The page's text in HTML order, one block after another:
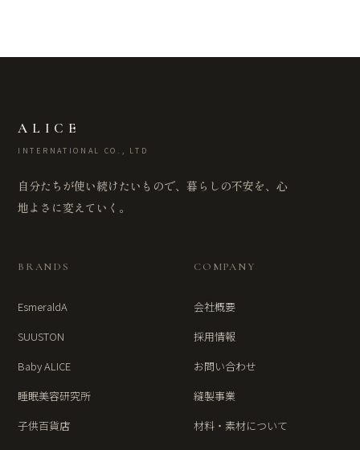
ALICE
INTERNATIONAL CO., LTD
自分たちが使い続けたいもので、暮らしの不安を、心
地よさに変えていく。
BRANDS
EsmeraldA
SUUSTON
Baby ALICE
睡眠美容研究所
子供百貨店
COMPANY
会社概要
採用情報
お問い合わせ
縫製事業
材料・素材について